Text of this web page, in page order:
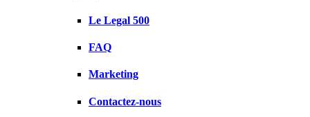
Le Legal 500
FAQ
Marketing
Contactez-nous